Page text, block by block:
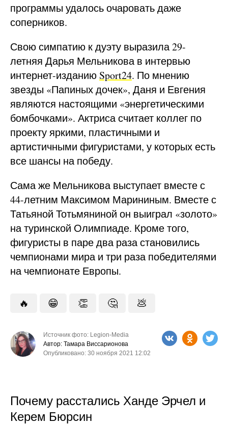
программы удалось очаровать даже
соперников.
Свою симпатию к дуэту выразила 29-
летняя Дарья Мельникова в интервью
интернет-изданию Sport24. По мнению
звезды «Папиных дочек», Даня и Евгения
являются настоящими «энергетическими
бомбочками». Актриса считает коллег по
проекту яркими, пластичными и
артистичными фигуристами, у которых есть
все шансы на победу.
Сама же Мельникова выступает вместе с
44-летним Максимом Марининым. Вместе с
Татьяной Тотьмяниной он выиграл «золото»
на туринской Олимпиаде. Кроме того,
фигуристы в паре два раза становились
чемпионами мира и три раза победителями
на чемпионате Европы.
🔥 😁 👏 🤔 💩
Источник фото: Legion-Media
Автор: Тамара Виссарионова
Опубликовано: 30 ноября 2021 12:02
Почему расстались Ханде Эрчел и
Керем Бюрсин